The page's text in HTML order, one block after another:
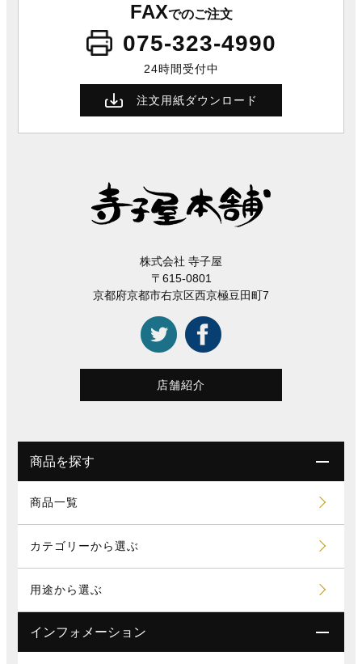
FAXでのご注文
075-323-4990
24時間受付中
注文用紙ダウンロード
株式会社 寺子屋
〒615-0801
京都府京都市右京区西京極豆田町7
店舗紹介
商品を探す
商品一覧
カテゴリーから選ぶ
用途から選ぶ
インフォメーション